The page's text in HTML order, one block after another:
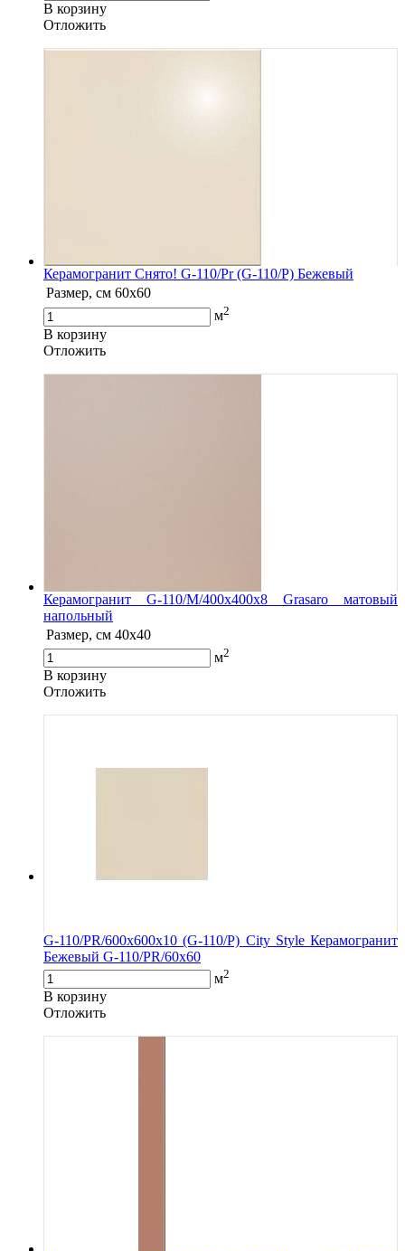
В корзину
Oтложить
Керамогранит Снято! G-110/Pr (G-110/P) Бежевый
Размер, см 60х60
м2
В корзину
Oтложить
Керамогранит G-110/M/400x400x8 Grasaro матовый
напольный
Размер, см 40x40
м2
В корзину
Oтложить
G-110/PR/600x600x10 (G-110/P) City Style Керамогранит
Бежевый G-110/PR/60x60
м2
В корзину
Oтложить